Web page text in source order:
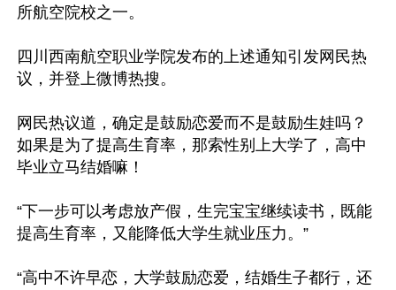
所航空院校之一。
四川西南航空职业学院发布的上述通知引发网民热
议，并登上微博热搜。
网民热议道，确定是鼓励恋爱而不是鼓励生娃吗？
如果是为了提高生育率，那索性别上大学了，高中
毕业立马结婚嘛！
“下一步可以考虑放产假，生完宝宝继续读书，既能
提高生育率，又能降低大学生就业压力。”
“高中不许早恋，大学鼓励恋爱，结婚生子都行，还